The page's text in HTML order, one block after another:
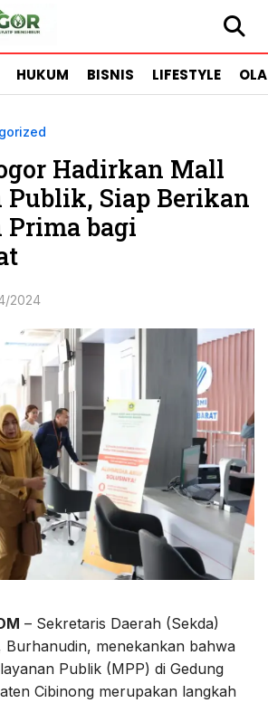
HUKUM BISNIS LIFESTYLE
Hadirkan Mall
Publik, Siap Berikan
Prima bagi
2024
– Sekretaris Daerah (Sekda)
Burhanudin, menekankan bahwa
Publik (MPP) di Gedung
Cibinong merupakan langkah